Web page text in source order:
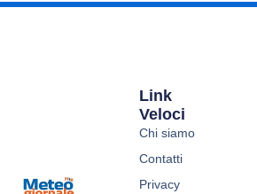
Link
Veloci
Chi siamo
Contatti
Privacy